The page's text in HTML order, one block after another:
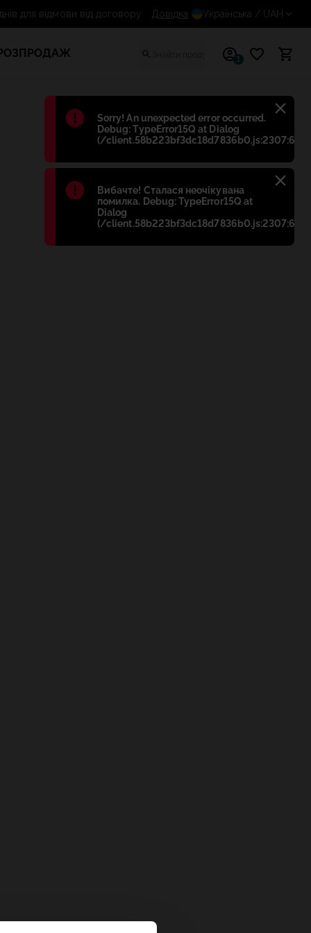
Błąd:
Sorry! An unexpected error occurred.
Debug: TypeError15Q at Dialog
(/client.58b223bf3dc18d7836b0.js:2307:698)
Błąd:
Вибачте! Сталася неочікувана
помилка. Debug: TypeError15Q at
Dialog
(/client.58b223bf3dc18d7836b0.js:2307:698)
14 днів для відмови від договору
Довідка Українська / UAH
1